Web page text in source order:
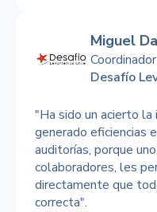
Miguel
Desafío
"Ha sido un acierto la
generado eficiencias
auditorías, porque
colaboradores, les
directamente que
correcta".